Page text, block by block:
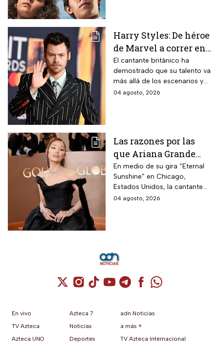
Harry Styles: De héroe
de Marvel a correr en
Chapultepec; las
apariciones del
cantante en el cine
El cantante británico ha
demostrado que su talento va
más allá de los escenarios y
ha llegado a la pantalla
04 agosto, 2026
Las razones por las
que Ariana Grande
hará una pausa en su
carrera
En medio de su gira “Eternal
Sunshine” en Chicago,
Estados Unidos, la cantante
informó a sus fanáticos que
04 agosto, 2026
Cuenta de X / Twitter (se abre en una
Cuenta de Instagram (se abre en una
Cuenta de TikTok (se abre en
Cuenta de YouTube (se abre
Cuenta de Telegram (se
Cuenta de
Cuenta de
En vivo
TV Azteca
Azteca UNO
Azteca 7
Noticias
Deportes
adn Noticias
a más +
TV Azteca Internacional